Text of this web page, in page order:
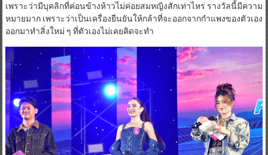
เพราะว่ามีบุคลิกที่ค่อนข้างห้าวไม่ค่อยสมหญิงสักเท่าไหร่ รางวัลนี้มีความ
หมายมาก เพราะว่าเป็นเครื่องยืนยันให้กล้าที่จะออกจากกำแพงของตัวเอง
ออกมาทำสิ่งใหม่ ๆ ที่ตัวเองไม่เคยคิดจะทำ